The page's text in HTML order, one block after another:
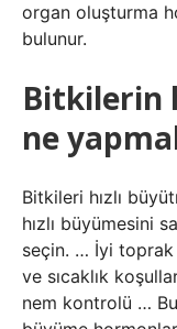
organ oluşturma
bulunur.
Bitkilerin
ne
Bitkileri hızlı
hızlı büyümesini
seçin. … İyi toprak
ve sıcaklık
nem kontrolü …